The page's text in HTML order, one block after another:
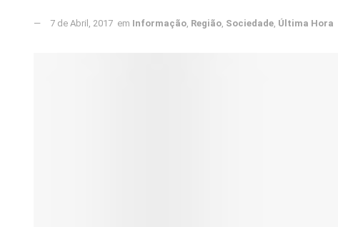
7 de Abril, 2017 em Informação, Região, Sociedade, Última Hora